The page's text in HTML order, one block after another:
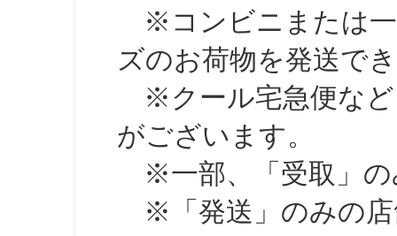
※コンビニまたは一
ズのお荷物を発送で
※クール宅急便など
がございます。
※一部、「受取」の
※「発送」のみの店